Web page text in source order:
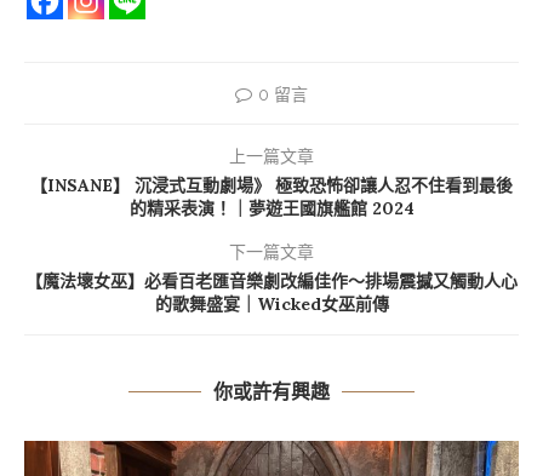
0 留言
上一篇文章
【INSANE】 沉浸式互動劇場》 極致恐怖卻讓人忍不住看到最後
的精采表演！｜夢遊王國旗艦館 2024
下一篇文章
【魔法壞女巫】必看百老匯音樂劇改編佳作～排場震撼又觸動人心
的歌舞盛宴｜Wicked女巫前傳
你或許有興趣